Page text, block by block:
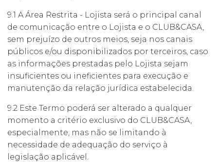
9.1 A Área Restrita - Lojista será o principal canal
de comunicação entre o Lojista e o CLUB&CASA,
sem prejuízo de outros meios, seja nos canais
públicos e/ou disponibilizados por terceiros, caso
as informações prestadas pelo Lojista sejam
insuficientes ou ineficientes para execução e
manutenção da relação jurídica estabelecida.
9.2 Este Termo poderá ser alterado a qualquer
momento a critério exclusivo do CLUB&CASA,
especialmente, mas não se limitando à
necessidade de adequação do serviço à
legislação aplicável.